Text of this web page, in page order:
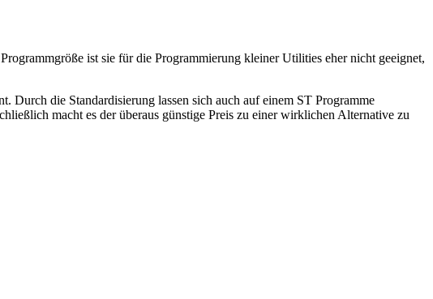
ist sie für die Programmierung kleiner Utilities eher nicht geeignet,
Durch die Standardisierung lassen sich auch auf einem ST Programme
macht es der überaus günstige Preis zu einer wirklichen Alternative zu